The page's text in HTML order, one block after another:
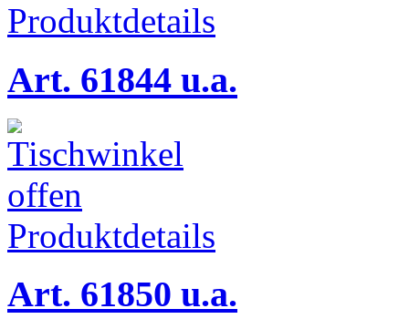
Produktdetails
Art. 61844 u.a.
Produktdetails
Art. 61850 u.a.